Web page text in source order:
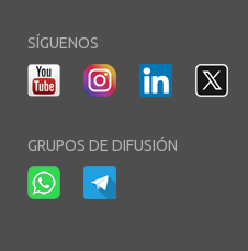
SÍGUENOS
GRUPOS DE DIFUSIÓN